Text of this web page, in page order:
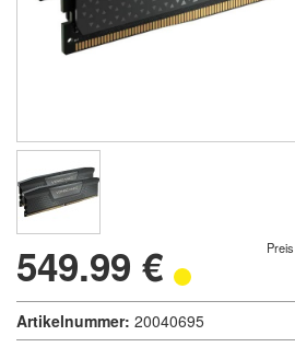
549.99 €
Artikelnummer: 20040695